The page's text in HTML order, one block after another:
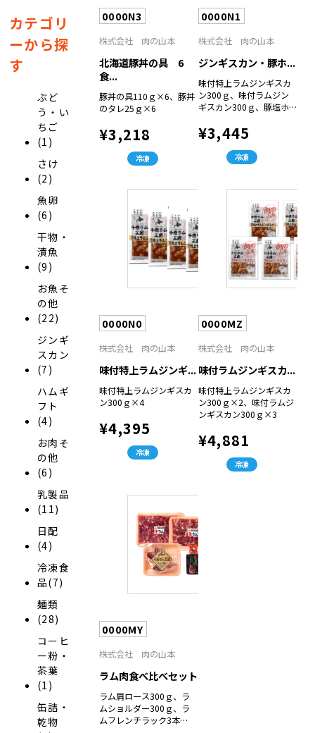
カテゴリ
ーから探
す
ぶど
う・い
ちご
(1)
さけ
(2)
魚卵
(6)
干物・
漬魚
(9)
お魚そ
の他
(22)
ジンギ
スカン
(7)
ハムギ
フト
(4)
お肉そ
の他
(6)
乳製品
(11)
日配
(4)
冷凍食
品(7)
麺類
(28)
コーヒ
ー粉・
茶葉
(1)
缶詰・
乾物
0000N3
株式会社 肉の山本
北海道豚丼の具 6
食...
豚丼の具110ｇ×6、豚丼
のタレ25ｇ×6
¥3,218
冷凍
0000N1
株式会社 肉の山本
ジンギスカン・豚ホ...
味付特上ラムジンギスカ
ン300ｇ、味付ラムジン
ギスカン300ｇ、豚塩ホ
¥3,445
冷凍
0000N0
株式会社 肉の山本
味付特上ラムジンギ...
味付特上ラムジンギスカ
ン300ｇ×4
¥4,395
冷凍
0000MZ
株式会社 肉の山本
味付ラムジンギスカ...
味付特上ラムジンギスカ
ン300ｇ×2、味付ラムジ
ンギスカン300ｇ×3
¥4,881
冷凍
0000MY
株式会社 肉の山本
ラム肉食べ比べセット
ラム肩ロース300ｇ、ラ
ムショルダー300ｇ、ラ
ムフレンチラック3本